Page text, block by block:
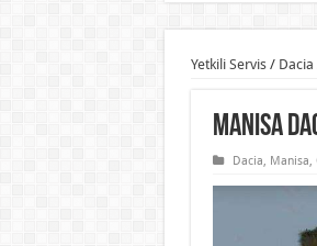
Yetkili Servis / Dacia
Manisa
Dacia, Manisa,